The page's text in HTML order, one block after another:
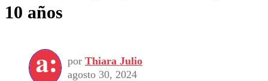
10 años
por Thiara Julio
agosto 30, 2024